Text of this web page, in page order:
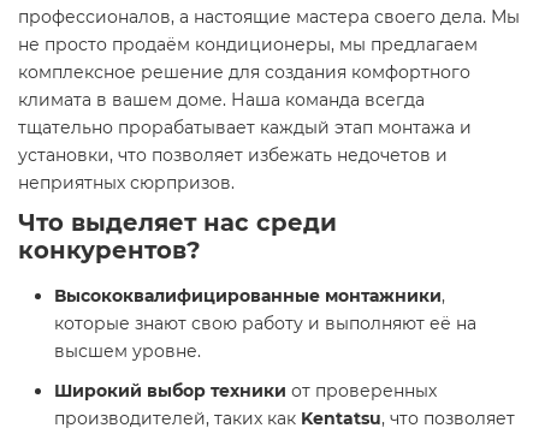
профессионалов, а настоящие мастера своего дела. Мы
не просто продаём кондиционеры, мы предлагаем
комплексное решение для создания комфортного
климата в вашем доме. Наша команда всегда
тщательно прорабатывает каждый этап монтажа и
установки, что позволяет избежать недочетов и
неприятных сюрпризов.
Что выделяет нас среди
конкурентов?
Высококвалифицированные монтажники,
которые знают свою работу и выполняют её на
высшем уровне.
Широкий выбор техники от проверенных
производителей, таких как Kentatsu, что позволяет